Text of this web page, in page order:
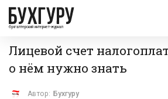
бухгалтерский интернет-журнал
Лицевой счет
о нём нужно знать
Автор: Бухгуру